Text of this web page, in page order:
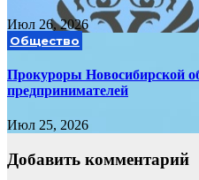
Июл 26, 2026
Общество
Прокуроры Новосибирской
предпринимателей
Июл 25, 2026
Добавить комментарий